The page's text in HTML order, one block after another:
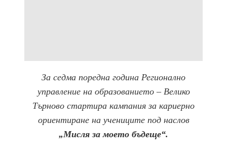
За седма поредна година Регионално
управление на образованието – Велико
Търново стартира кампания за кариерно
ориентиране на учениците под наслов
„Мисля за моето бъдеще“.